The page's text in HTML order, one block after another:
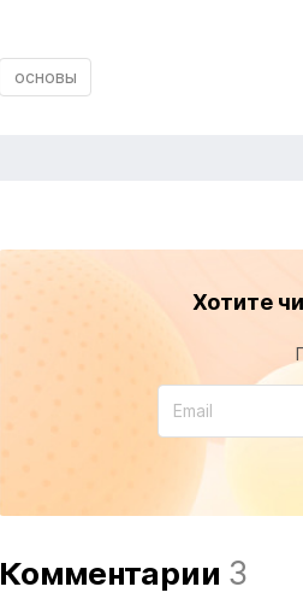
основы
Хотите
Комментарии 3